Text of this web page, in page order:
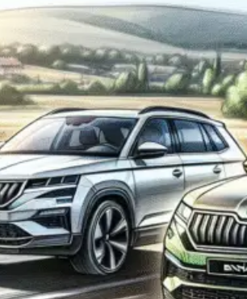
Logan
Navigație Dacia Logan 1 (2004–2012)
Navigație Dacia Logan 2 (2012–2020)
Navigație Dacia Logan 3 (2020–Prezent)
Duster
Navigatie Duster 2011
Navigatie Duster 2019
Navigatie Audi A3 8p
Navigatie Audi A4
Navigatie Audi A4 B6
Navigatie Audi A4 B7
Navigatie Audi A4 B8
Navigatie Audi A5
Navigatie Audi A6 C5
Navigatie Audi A6 C6
Navigatie Audi A6 C7
Navigatie Audi Q5
Navigație Ford Fiesta